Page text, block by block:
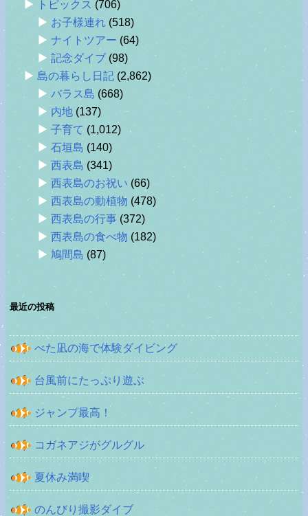
トピックス (706)
お子様連れ (518)
ナイトツアー (64)
記念ダイブ (98)
島の暮らし日記 (2,862)
バラス島 (668)
内地 (137)
子育て (1,012)
石垣島 (140)
西表島 (341)
西表島のお祝い (66)
西表島の動植物 (478)
西表島の行事 (372)
西表島の食べ物 (182)
鳩間島 (87)
最近の投稿
べた凪の海で体験ダイビング
台風前にたっぷり遊ぶ
ジャンプ最高！
コガネアジがグルグル
夏休み満喫
のんびり撮影ダイブ